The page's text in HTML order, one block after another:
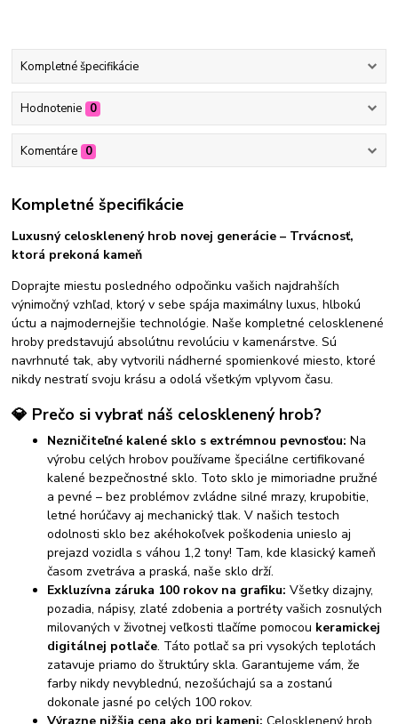
Kompletné špecifikácie
Hodnotenie 0
Komentáre 0
Kompletné špecifikácie
Luxusný celosklenený hrob novej generácie – Trvácnosť,
ktorá prekoná kameň
Doprajte miestu posledného odpočinku vašich najdrahších
výnimočný vzhľad, ktorý v sebe spája maximálny luxus, hlbokú
úctu a najmodernejšie technológie. Naše kompletné celosklenené
hroby predstavujú absolútnu revolúciu v kamenárstve. Sú
navrhnuté tak, aby vytvorili nádherné spomienkové miesto, ktoré
nikdy nestratí svoju krásu a odolá všetkým vplyvom času.
💎 Prečo si vybrať náš celosklenený hrob?
Nezničiteľné kalené sklo s extrémnou pevnosťou: Na
výrobu celých hrobov používame špeciálne certifikované
kalené bezpečnostné sklo. Toto sklo je mimoriadne pružné
a pevné – bez problémov zvládne silné mrazy, krupobitie,
letné horúčavy aj mechanický tlak. V našich testoch
odolnosti sklo bez akéhokoľvek poškodenia unieslo aj
prejazd vozidla s váhou 1,2 tony! Tam, kde klasický kameň
časom zvetráva a praská, naše sklo drží.
Exkluzívna záruka 100 rokov na grafiku: Všetky dizajny,
pozadia, nápisy, zlaté zdobenia a portréty vašich zosnulých
milovaných v životnej veľkosti tlačíme pomocou keramickej
digitálnej potlače. Táto potlač sa pri vysokých teplotách
zatavuje priamo do štruktúry skla. Garantujeme vám, že
farby nikdy nevyblednú, nezošúchajú sa a zostanú
dokonale jasné po celých 100 rokov.